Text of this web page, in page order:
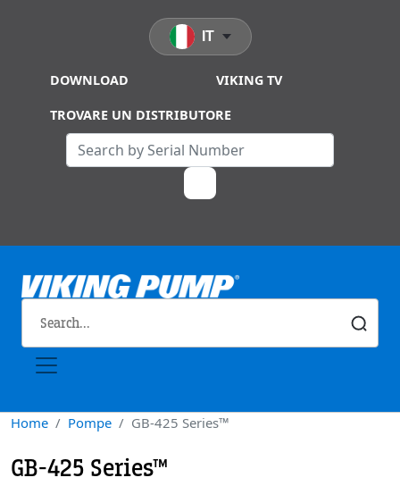
DOWNLOAD VIKING TV
TROVARE UN DISTRIBUTORE
IT
Home Pompe GB-425 Series™
GB-425 Series™